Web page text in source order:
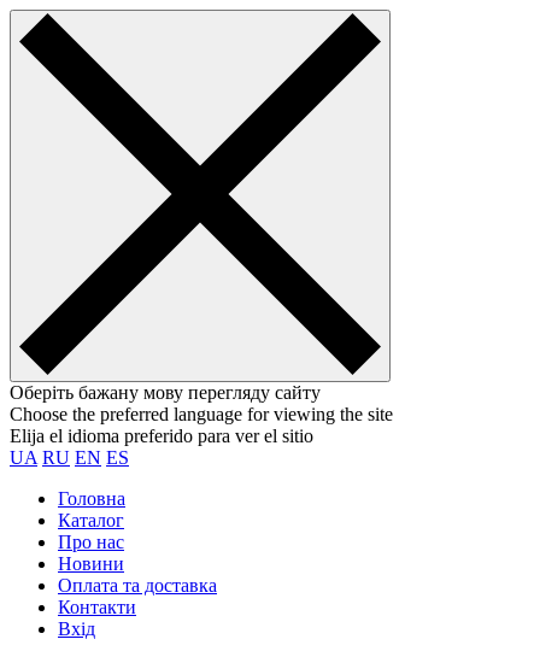
Оберіть бажану мову перегляду сайту
Choose the preferred language for viewing the site
Elija el idioma preferido para ver el sitio
UA RU EN ES
Головна
Каталог
Про нас
Новини
Оплата та доставка
Контакти
Вхiд